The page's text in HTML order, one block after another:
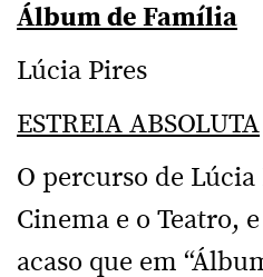
Álbum de Família
Lúcia Pires
ESTREIA ABSOLUTA
O percurso de Lúcia
Cinema e o Teatro,
acaso que em